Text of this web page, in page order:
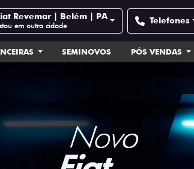
Revemar | Belém | PA
em outra cidade Telefones
SEMINOVOS PÓS VENDAS